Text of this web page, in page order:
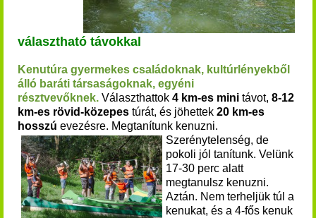
választható távokkal
Kenutúra gyermekes családoknak, kultúrlényekből
álló baráti társaságoknak, egyéni
résztvevőknek. Választhattok 4 km-es mini távot, 8-12
km-es rövid-közepes túrát, és jöhettek 20 km-es
hosszú evezésre. Megtanítunk kenuzni.
Szerénytelenség, de
pokoli jól tanítunk. Velünk
17-30 perc alatt
megtanulsz kenuzni.
Aztán. Nem terheljük túl a
kenukat, és a 4-fős kenuk